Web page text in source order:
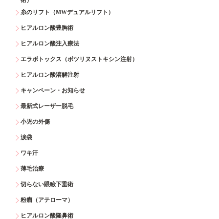
糸のリフト（MWデュアルリフト）
ヒアルロン酸豊胸術
ヒアルロン酸注入療法
エラボトックス（ボツリヌストキシン注射）
ヒアルロン酸溶解注射
キャンペーン・お知らせ
最新式レーザー脱毛
小児の外傷
涙袋
ワキ汗
薄毛治療
切らない眼瞼下垂術
粉瘤（アテローマ）
ヒアルロン酸隆鼻術